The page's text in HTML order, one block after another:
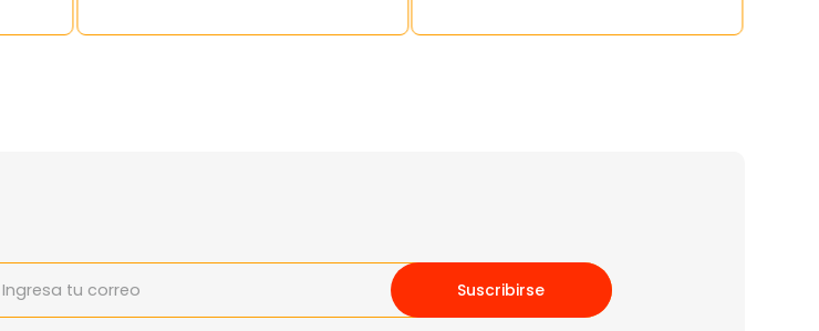
Suscribirse